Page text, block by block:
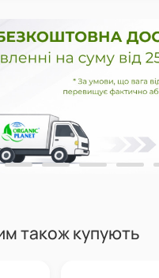
також купують